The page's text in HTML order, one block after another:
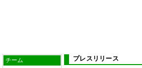
チーム プレスリリース